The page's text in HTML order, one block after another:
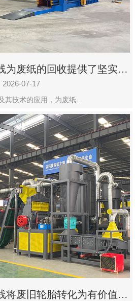
为废纸的回收提供了坚实的
保障
2026-07-17
其技术的应用，为废纸…
将废旧轮胎转化为有价值的